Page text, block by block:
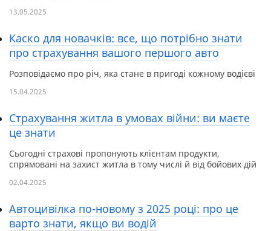
13.05.2025
Каско для новачків: все, що потрібно знати
про страхування вашого першого авто
Розповідаємо про річ, яка стане в пригоді кожному водієві
15.04.2025
Страхування житла в умовах війни: ви маєте
це знати
Сьогодні страхові пропонують клієнтам продукти,
спрямовані на захист житла в тому числі й від бойових дій
02.04.2025
Автоцивілка по-новому з 2025 році: про це
варто знати, якщо ви водій